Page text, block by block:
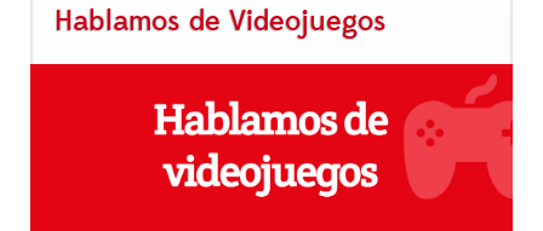
Hablamos de Videojuegos